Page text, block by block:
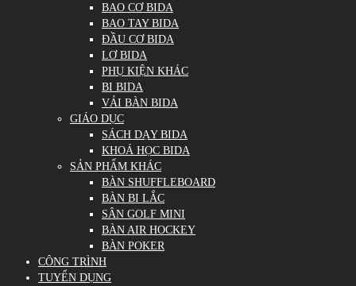
BAO CƠ BIDA
BAO TAY BIDA
ĐẦU CƠ BIDA
LƠ BIDA
PHỤ KIỆN KHÁC
BI BIDA
VẢI BÀN BIDA
GIÁO DỤC
SÁCH DẠY BIDA
KHOÁ HỌC BIDA
SẢN PHẨM KHÁC
BÀN SHUFFLEBOARD
BÀN BI LẮC
SÂN GOLF MINI
BÀN AIR HOCKEY
BÀN POKER
CÔNG TRÌNH
TUYỂN DỤNG